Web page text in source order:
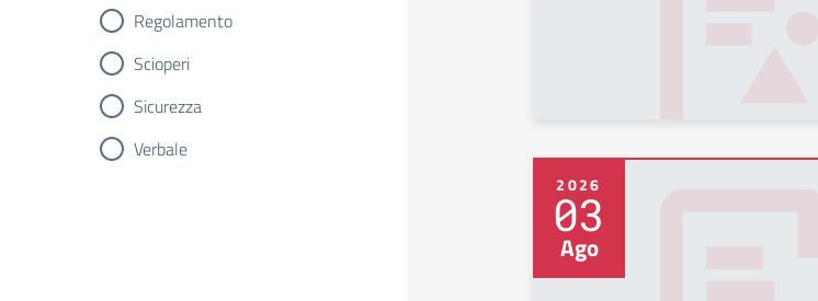
Regolamento
Scioperi
Sicurezza
Verbale
2026
03
Ago